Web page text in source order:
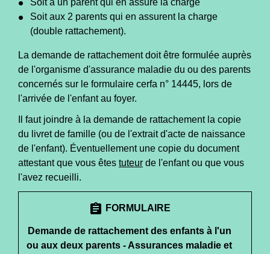
Soit à un parent qui en assure la charge
Soit aux 2 parents qui en assurent la charge
(double rattachement).
La demande de rattachement doit être formulée auprès
de l'organisme d'assurance maladie du ou des parents
concernés sur le formulaire cerfa n° 14445, lors de
l'arrivée de l'enfant au foyer.
Il faut joindre à la demande de rattachement la copie
du livret de famille (ou de l'extrait d'acte de naissance
de l'enfant). Éventuellement une copie du document
attestant que vous êtes tuteur de l'enfant ou que vous
l'avez recueilli.
assignment FORMULAIRE
Demande de rattachement des enfants à l'un
ou aux deux parents - Assurances maladie et